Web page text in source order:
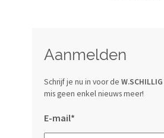
Aanmelden
Schrijf je nu in voor de W.SCHILLIG
mis geen enkel nieuws meer!
E-mail*